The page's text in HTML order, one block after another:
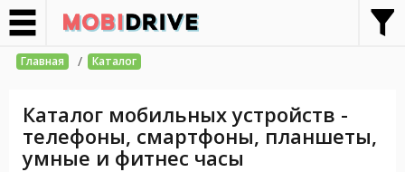
Главная / Каталог
Каталог мобильных устройств -
телефоны, смартфоны, планшеты,
умные и фитнес часы